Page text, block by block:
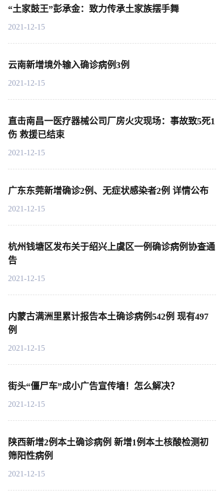
“土家鼓王”彭承金：致力传承土家族摆手舞
2021-12-15
云南新增境外输入确诊病例3例
2021-12-15
直击南昌一医疗器械公司厂房火灾现场：事故致5死1
伤 救援已结束
2021-12-15
广东东莞新增确诊2例、无症状感染者2例 详情公布
2021-12-15
杭州钱塘区发布关于绍兴上虞区一例确诊病例协查通
告
2021-12-15
内蒙古满洲里累计报告本土确诊病例542例 现有497
例
2021-12-15
街头“僵尸车”成小广告宣传墙！怎么解决？
2021-12-15
陕西新增2例本土确诊病例 新增1例本土核酸检测初
筛阳性病例
2021-12-15